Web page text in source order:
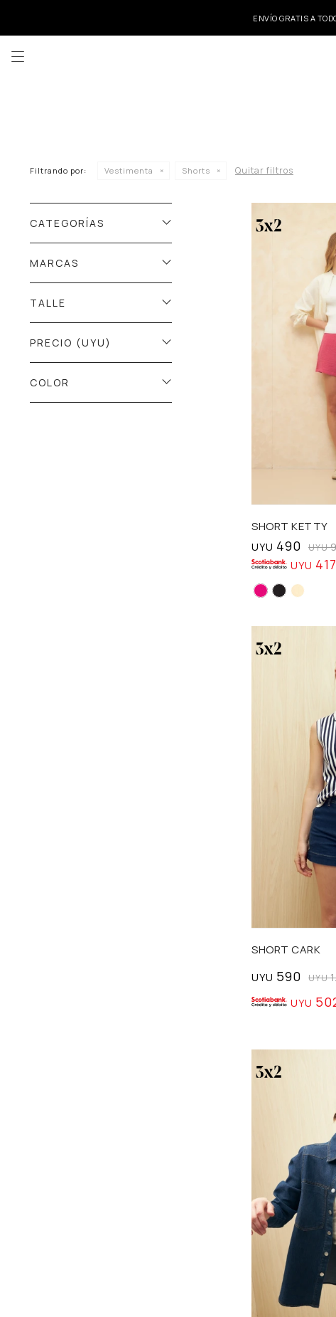
ENVÍO GRATIS A

Filtrando por: Vestimenta Shorts Quitar filtros
SHORT KETTY
UYU 490 UYU
UYU 417
SHORT CARK
UYU 590 UYU
UYU
CATEGORÍAS
MARCAS
TALLE
PRECIO (UYU)
COLOR